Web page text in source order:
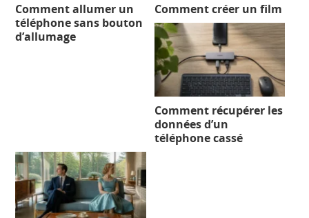
Comment allumer un
téléphone sans bouton
d’allumage
Comment créer un film
Comment récupérer les
données d’un
téléphone cassé